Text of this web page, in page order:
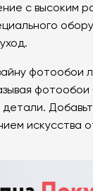
с высоким
фотообои
искусства